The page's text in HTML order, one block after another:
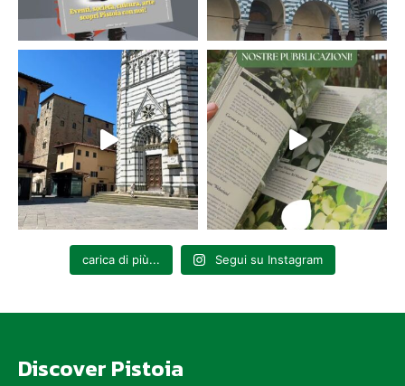
carica di più... Segui su Instagram
Discover Pistoia